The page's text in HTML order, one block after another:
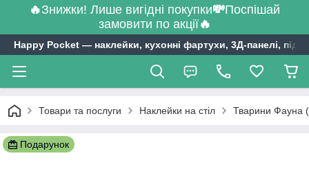
🔥Знижки! Лише вигідні покупки💸Поспішай
замовити по акції🔥
Happy Pocket ― наклейки, кухонні фартухи, 3Д-панелі,
Товари та послуги Наклейки на стіл Тварини Фауна
Подарунок